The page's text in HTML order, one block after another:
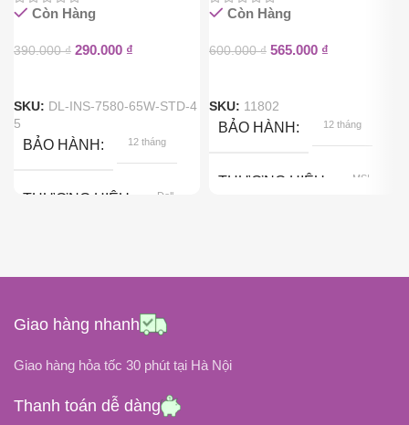
Còn Hàng
390.000₫ 290.000 ₫
SKU: DL-INS-7580-65W-STD-4
5
BẢO HÀNH 12 tháng
THƯƠNG HIỆU Dell
ĐIỆN ÁP ĐẦU VÀO
Còn Hàng
600.000₫ 565.000 ₫
SKU: 11802
BẢO HÀNH 12 tháng
THƯƠNG HIỆU MSI
Giao hàng nhanh
Giao hàng hỏa tốc 30 phút tại Hà Nội
Thanh toán dễ dàng